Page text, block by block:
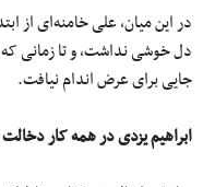
در این میان، علی خامنه‌ای از
دل خوشی نداشت، و تا زمانی
جایی برای عرض اندام نیافت.
ابراهیم یزدی در همه‌ کار